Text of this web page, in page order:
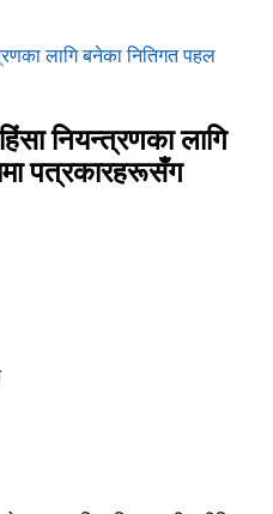
लागि बनेका नितिगत पहल
नियन्त्रणका लागि
पत्रकारहरूसँग